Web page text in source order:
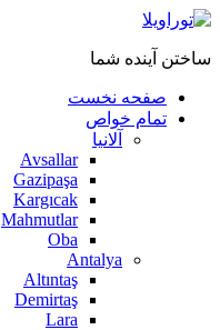
ساختن آینده شما
صفحه نخست
تمام خواص
آلانیا
Avsallar
Gazipaşa
Kargıcak
Mahmutlar
Oba
Antalya
Altıntaş
Demirtaş
Lara